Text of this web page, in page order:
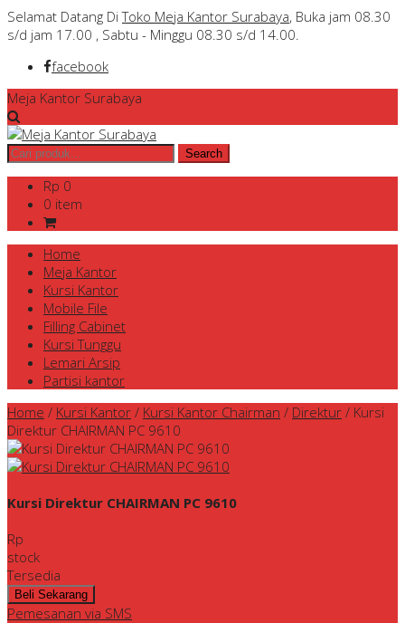
Selamat Datang DiToko Meja Kantor Surabaya, Buka jam 08.30
s/d jam 17.00 , Sabtu - Minggu 08.30 s/d 14.00.
facebook
Meja Kantor Surabaya
Rp 0
0 item
Home
Meja Kantor
Kursi Kantor
Mobile File
Filling Cabinet
Kursi Tunggu
Lemari Arsip
Partisi kantor
Home / Kursi Kantor / Kursi Kantor Chairman / Direktur / Kursi
Direktur CHAIRMAN PC 9610
Kursi Direktur CHAIRMAN PC 9610
Rp
stock
Tersedia
Pemesanan via SMS